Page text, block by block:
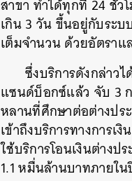
สาขา ทำได้ทุกที่ 24 ชั่ว
เกิน 3 วัน ขึ้นอยู่กับระบ
เต็มจำนวน ด้วยอัตรา
ซึ่งบริการดังกล่าว
แซนด์บ็อกซ์แล้ว จับ 3
หลานที่ศึกษาต่อต่างปร
เข้าถึงบริการทางการ
ใช้บริการโอนเงินต่าง
1.1 หมื่นล้านบาทภายใ